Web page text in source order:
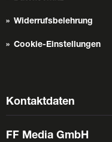
Widerrufsbelehrung
Cookie-Einstellungen
Kontaktdaten
FF Media GmbH